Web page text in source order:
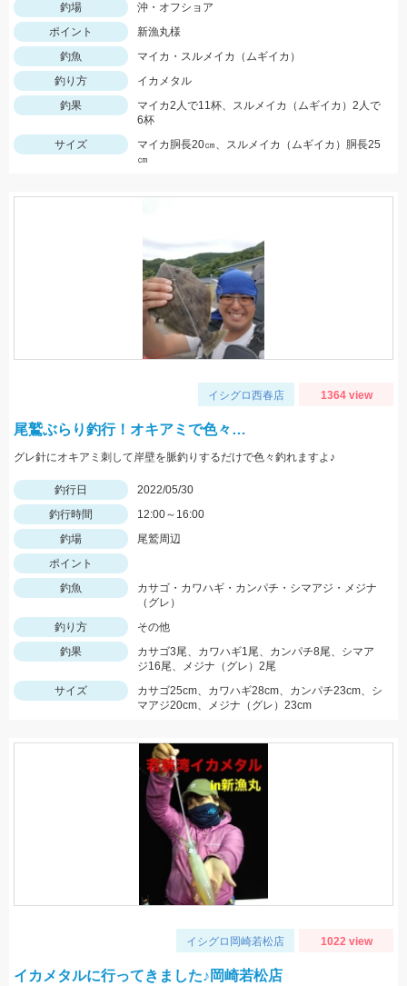
釣場
沖・オフショア
ポイント
新漁丸様
釣魚
マイカ・スルメイカ（ムギイカ）
釣り方
イカメタル
釣果
マイカ2人で11杯、スルメイカ（ムギイカ）2人で
6杯
サイズ
マイカ胴長20㎝、スルメイカ（ムギイカ）胴長25
㎝
イシグロ西春店 1364 view
尾鷲ぶらり釣行！オキアミで色々…
グレ針にオキアミ刺して岸壁を脈釣りするだけで色々釣れますよ♪
釣行日
2022/05/30
釣行時間
12:00～16:00
釣場
尾鷲周辺
ポイント
釣魚
カサゴ・カワハギ・カンパチ・シマアジ・メジナ
（グレ）
釣り方
その他
釣果
カサゴ3尾、カワハギ1尾、カンパチ8尾、シマア
ジ16尾、メジナ（グレ）2尾
サイズ
カサゴ25cm、カワハギ28cm、カンパチ23cm、シ
マアジ20cm、メジナ（グレ）23cm
イシグロ岡崎若松店 1022 view
イカメタルに行ってきました♪岡崎若松店